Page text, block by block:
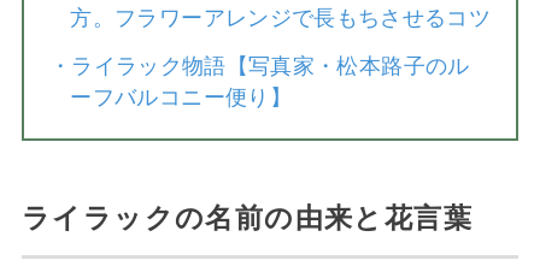
方。フラワーアレンジで長もちさせるコツ
・ ライラック物語【写真家・松本路子のル
ーフバルコニー便り】
ライラックの名前の由来と花言葉